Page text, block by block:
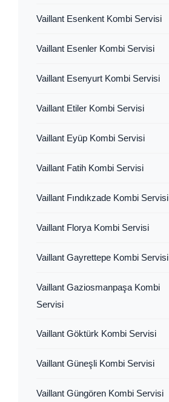
Vaillant Esenkent Kombi Servisi
Vaillant Esenler Kombi Servisi
Vaillant Esenyurt Kombi Servisi
Vaillant Etiler Kombi Servisi
Vaillant Eyüp Kombi Servisi
Vaillant Fatih Kombi Servisi
Vaillant Fındıkzade Kombi Servisi
Vaillant Florya Kombi Servisi
Vaillant Gayrettepe Kombi Servisi
Vaillant Gaziosmanpaşa Kombi
Servisi
Vaillant Göktürk Kombi Servisi
Vaillant Güneşli Kombi Servisi
Vaillant Güngören Kombi Servisi